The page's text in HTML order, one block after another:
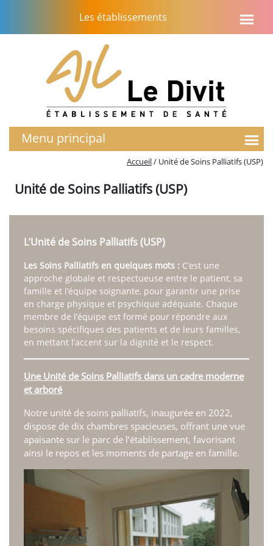
contenu
Les établissements
Menu principal
Le projet d’établissement
Présentation du service
Activités – chiffres clés
Unité de Soins Palliatifs (USP)
Présentation du service
Activités – chiffres clés
SMR
Présentation du service
Votre séjour
Les Frais de séjour
EHPAD
Présentation du service
Votre logement
Les Prestations hôtelières
Tarifs et Aides Financières
Qualité, Usagers
Prévention santé
Ateliers prévention des chutes
Présentation et programme
Actualité & Presse
Galerie photos
Accueil/ Unité de Soins Palliatifs (USP)
Unité de Soins Palliatifs (USP)
L’Unité de Soins Palliatifs (USP)
Les Soins Palliatifs en quelques mots : C’est une
approche globale et respectueuse entre le patient, sa
famille et l’équipe soignante, pour garantir une prise
en charge physique et psychique adéquate. Chaque
membre de l’équipe est formé pour répondre aux
besoins spécifiques des patients et de leurs familles,
en mettant l’accent sur la dignité et le respect.
Une Unité de Soins Palliatifs dans un cadre moderne
et arboré
Notre unité de soins palliatifs, inaugurée en 2022,
dispose de dix chambres spacieuses, offrant une vue
apaisante sur le parc de l’établissement, favorisant
ainsi le repos et les moments de partage en famille.